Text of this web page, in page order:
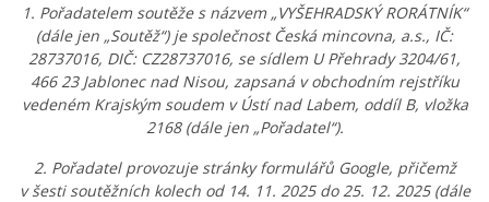
1. Pořadatelem soutěže s názvem „VYŠEHRADSKÝ RORÁTNÍK“
(dále jen „Soutěž“) je společnost Česká mincovna, a.s., IČ:
28737016, DIČ: CZ28737016, se sídlem U Přehrady 3204/61,
466 23 Jablonec nad Nisou, zapsaná v obchodním rejstříku
vedeném Krajským soudem v Ústí nad Labem, oddíl B, vložka
2168 (dále jen „Pořadatel“).
2. Pořadatel provozuje stránky formulářů Google, přičemž
v šesti soutěžních kolech od 14. 11. 2025 do 25. 12. 2025 (dále